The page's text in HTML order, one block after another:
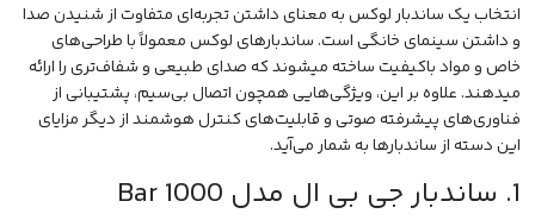
انتخاب یک ساندبار لوکس به معنای داشتن تجربه‌ای متفاوت از شنیدن صدا
و داشتنسینمای خانگیاست. ساندبارهای لوکس معمولاً با طراحی‌های
خاص و مواد باکیفیت ساخته میشوند که صدای طبیعی و شفاف‌تری را ارائه
میدهند. علاوه بر این، ویژگی‌هایی همچون اتصال بی‌سیم، پشتیبانی از
فناوری‌های پیشرفته صوتی و قابلیت‌های کنترل هوشمند از دیگر مزایای
این دسته از ساندبارها به شمار می‌آید.
1. ساندبار جی بی ال مدل Bar 1000